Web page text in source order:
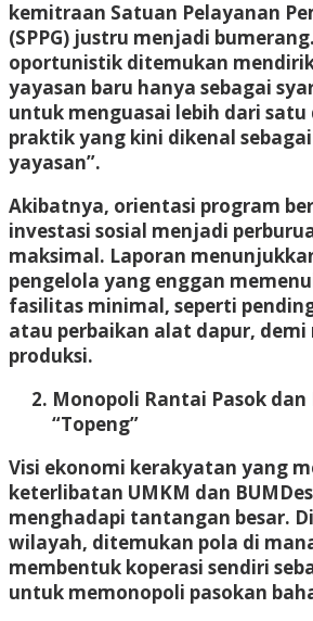
kemitraan Satuan Pelayanan
(SPPG) justru menjadi
oportunistik ditemukan
yayasan baru hanya sebagai
untuk menguasai lebih dari satu
praktik yang kini dikenal
yayasan”.
Akibatnya, orientasi program
investasi sosial menjadi
maksimal. Laporan
pengelola yang enggan
fasilitas minimal, seperti
atau perbaikan alat dapur, demi
produksi.
Monopoli Rantai Pasok dan
“Topeng”
Visi ekonomi kerakyatan yang
keterlibatan UMKM dan
menghadapi tantangan besar.
wilayah, ditemukan pola di
membentuk koperasi sendiri
untuk memonopoli pasokan